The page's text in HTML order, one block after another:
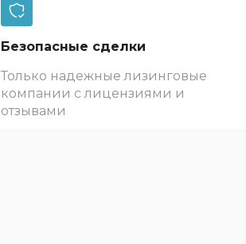
Безопасные сделки
Только надежные лизинговые
компании с лицензиями и
отзывами